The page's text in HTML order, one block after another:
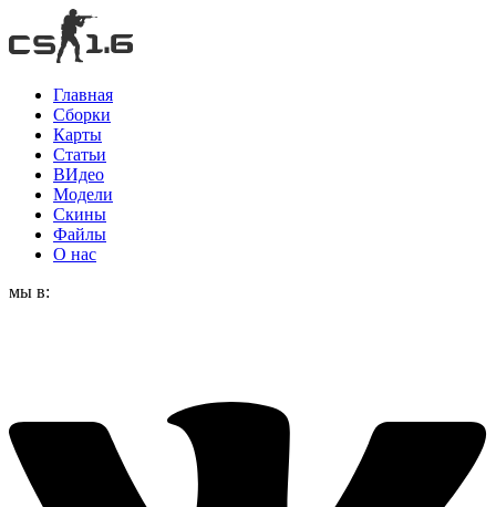
Главная
Сборки
Карты
Статьи
ВИдео
Модели
Скины
Файлы
О нас
мы в: